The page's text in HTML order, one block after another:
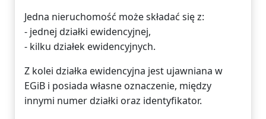
Jedna nieruchomość może składać się z:
- jednej działki ewidencyjnej,
- kilku działek ewidencyjnych.
Z kolei działka ewidencyjna jest ujawniana w
EGiB i posiada własne oznaczenie, między
innymi numer działki oraz identyfikator.